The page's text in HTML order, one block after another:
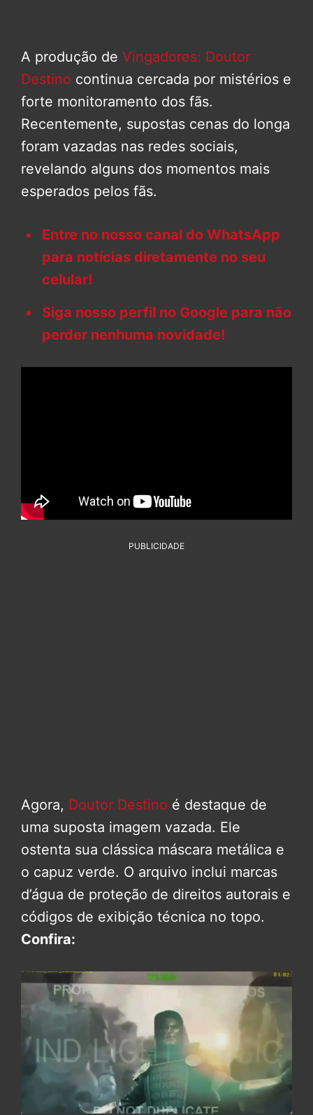
A produção de Vingadores: Doutor
Destino continua cercada por mistérios e
forte monitoramento dos fãs.
Recentemente, supostas cenas do longa
foram vazadas nas redes sociais,
revelando alguns dos momentos mais
esperados pelos fãs.
Entre no nosso canal do WhatsApp
para notícias diretamente no seu
celular!
Siga nosso perfil no Google para não
perder nenhuma novidade!
PUBLICIDADE
Agora, Doutor Destino é destaque de
uma suposta imagem vazada. Ele
ostenta sua clássica máscara metálica e
o capuz verde. O arquivo inclui marcas
d’água de proteção de direitos autorais e
códigos de exibição técnica no topo.
Confira: